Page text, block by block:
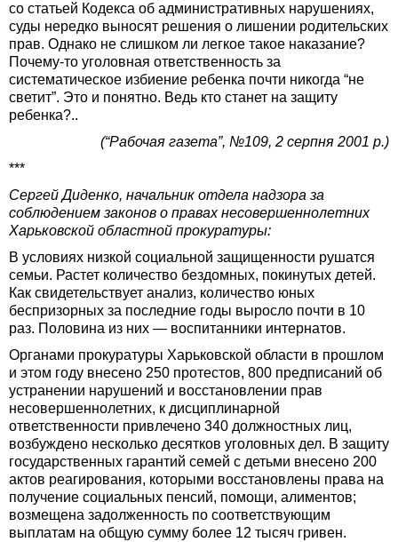
со статьей Кодекса об административных нарушениях,
суды нередко выносят решения о лишении родительских
прав. Однако не слишком ли легкое такое наказание?
Почему-то уголовная ответственность за
систематическое избиение ребенка почти никогда “не
светит”. Это и понятно. Ведь кто станет на защиту
ребенка?..
(“Рабочая газета”, №109, 2 серпня 2001 р.)
***
Сергей Диденко, начальник отдела надзора за
соблюдением законов о правах несовершеннолетних
Харьковской областной прокуратуры:
В условиях низкой социальной защищенности рушатся
семьи. Растет количество бездомных, покинутых детей.
Как свидетельствует анализ, количество юных
беспризорных за последние годы выросло почти в 10
раз. Половина из них — воспитанники интернатов.
Органами прокуратуры Харьковской области в прошлом
и этом году внесено 250 протестов, 800 предписаний об
устранении нарушений и восстановлении прав
несовершеннолетних, к дисциплинарной
ответственности привлечено 340 должностных лиц,
возбуждено несколько десятков уголовных дел. В защиту
государственных гарантий семей с детьми внесено 200
актов реагирования, которыми восстановлены права на
получение социальных пенсий, помощи, алиментов;
возмещена задолженность по соответствующим
выплатам на общую сумму более 12 тысяч гривен.